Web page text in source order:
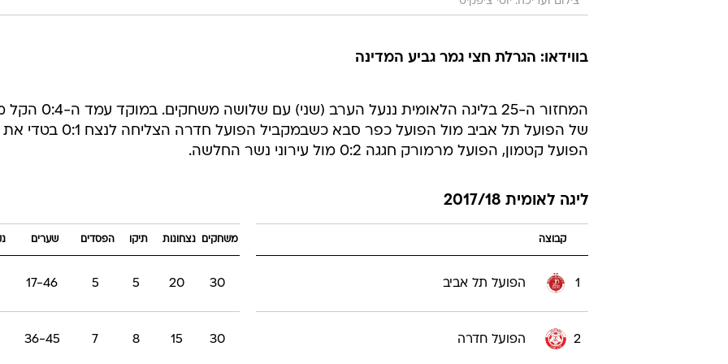
בווידאו: הגרלת חצי גמר גביע המדינה
המחזור ה-25 בליגה הלאומית ננעל הערב (שני) עם שלושה
הפועל קטמון, הפועל מרמורק חגגה 0:2 מול עירוני נשר החלשה.